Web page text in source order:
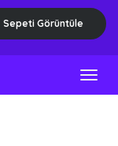
Sepeti Görüntüle